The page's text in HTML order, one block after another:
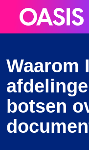
Waarom
botsen